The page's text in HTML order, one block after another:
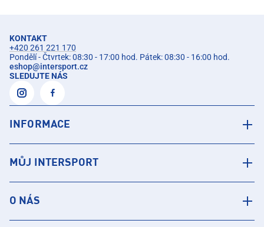
KONTAKT
+420 261 221 170
Pondělí - Čtvrtek: 08:30 - 17:00 hod. Pátek: 08:30 - 16:00 hod.
eshop@intersport.cz
SLEDUJTE NÁS
INFORMACE
MŮJ INTERSPORT
O NÁS